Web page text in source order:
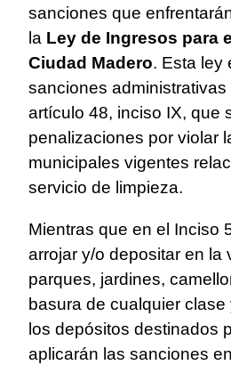
sanciones que
la Ley de Ingresos para
Ciudad Madero. Esta ley
sanciones
artículo 48, inciso IX, que
penalizaciones por violar
municipales vigentes
servicio de limpieza.
Mientras que en el Inciso
arrojar y/o depositar en la
parques, jardines,
basura de cualquier
los depósitos destinados
aplicarán las sanciones